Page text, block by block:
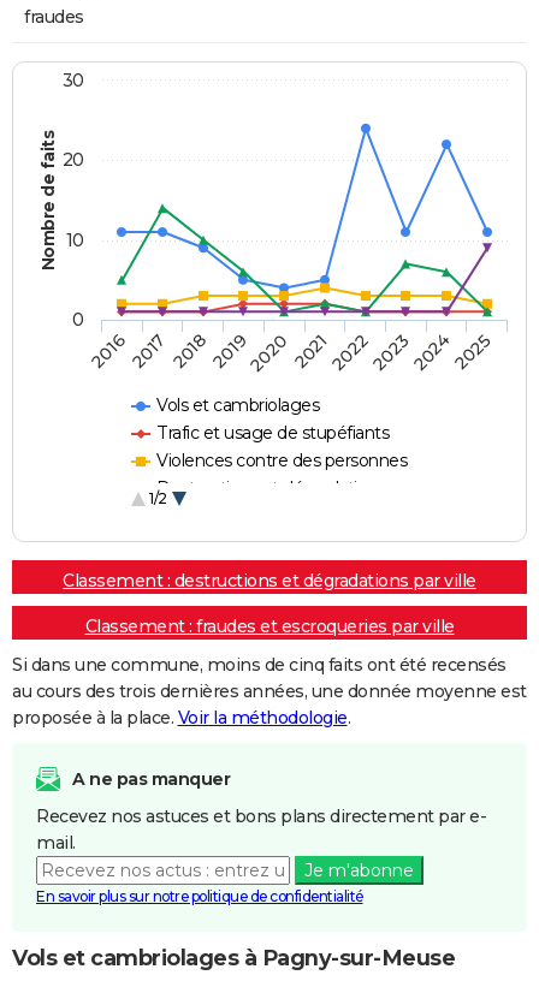
fraudes
Nombre de faits
Vols et cambriolages
Trafic et usage de stupéfiants
Violences contre des personnes
Destructions et dégradations
1/2
20162017 20182019202020212022202320242025
0
10
20
30
Classement : destructions et dégradations par ville
Classement : fraudes et escroqueries par ville
Si dans une commune, moins de cinq faits ont été recensés
au cours des trois dernières années, une donnée moyenne est
proposée à la place. Voir la méthodologie.
A ne pas manquer
Recevez nos astuces et bons plans directement par e-
mail.
Je m'abonne
En savoir plus sur notre politique de confidentialité
Vols et cambriolages à Pagny-sur-Meuse